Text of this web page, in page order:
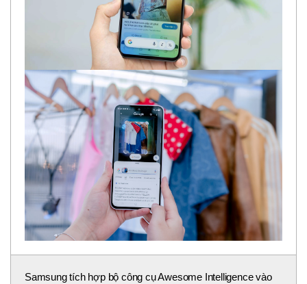
Samsung tích hợp bộ công cụ Awesome Intelligence vào